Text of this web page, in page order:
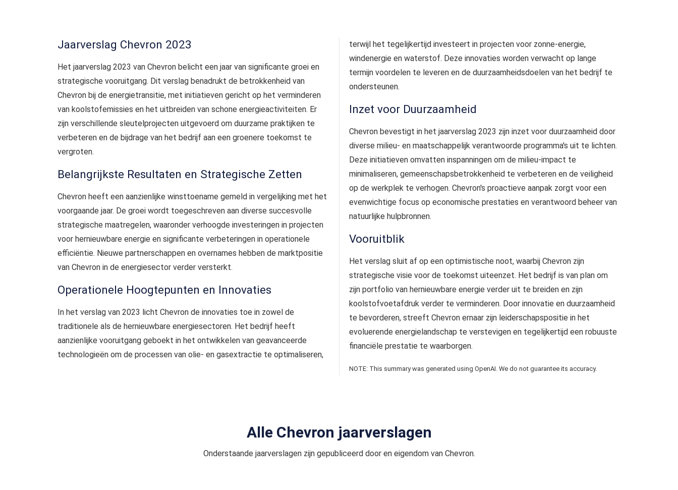
Jaarverslag Chevron 2023
Het jaarverslag 2023 van Chevron belicht een jaar van significante groei en
strategische vooruitgang. Dit verslag benadrukt de betrokkenheid van
Chevron bij de energietransitie, met initiatieven gericht op het verminderen
van koolstofemissies en het uitbreiden van schone energieactiviteiten. Er
zijn verschillende sleutelprojecten uitgevoerd om duurzame praktijken te
verbeteren en de bijdrage van het bedrijf aan een groenere toekomst te
vergroten.
Belangrijkste Resultaten en Strategische Zetten
Chevron heeft een aanzienlijke winsttoename gemeld in vergelijking met het
voorgaande jaar. De groei wordt toegeschreven aan diverse succesvolle
strategische maatregelen, waaronder verhoogde investeringen in projecten
voor hernieuwbare energie en significante verbeteringen in operationele
efficiëntie. Nieuwe partnerschappen en overnames hebben de marktpositie
van Chevron in de energiesector verder versterkt.
Operationele Hoogtepunten en Innovaties
In het verslag van 2023 licht Chevron de innovaties toe in zowel de
traditionele als de hernieuwbare energiesectoren. Het bedrijf heeft
aanzienlijke vooruitgang geboekt in het ontwikkelen van geavanceerde
technologieën om de processen van olie- en gasextractie te optimaliseren,
terwijl het tegelijkertijd investeert in projecten voor zonne-energie,
windenergie en waterstof. Deze innovaties worden verwacht op lange
termijn voordelen te leveren en de duurzaamheidsdoelen van het bedrijf te
ondersteunen.
Inzet voor Duurzaamheid
Chevron bevestigt in het jaarverslag 2023 zijn inzet voor duurzaamheid door
diverse milieu- en maatschappelijk verantwoorde programma's uit te lichten.
Deze initiatieven omvatten inspanningen om de milieu-impact te
minimaliseren, gemeenschapsbetrokkenheid te verbeteren en de veiligheid
op de werkplek te verhogen. Chevron's proactieve aanpak zorgt voor een
evenwichtige focus op economische prestaties en verantwoord beheer van
natuurlijke hulpbronnen.
Vooruitblik
Het verslag sluit af op een optimistische noot, waarbij Chevron zijn
strategische visie voor de toekomst uiteenzet. Het bedrijf is van plan om
zijn portfolio van hernieuwbare energie verder uit te breiden en zijn
koolstofvoetafdruk verder te verminderen. Door innovatie en duurzaamheid
te bevorderen, streeft Chevron ernaar zijn leiderschapspositie in het
evoluerende energielandschap te verstevigen en tegelijkertijd een robuuste
financiële prestatie te waarborgen.
NOTE: This summary was generated using OpenAI. We do not guarantee its accuracy.
Alle Chevron jaarverslagen
Onderstaande jaarverslagen zijn gepubliceerd door en eigendom van Chevron.